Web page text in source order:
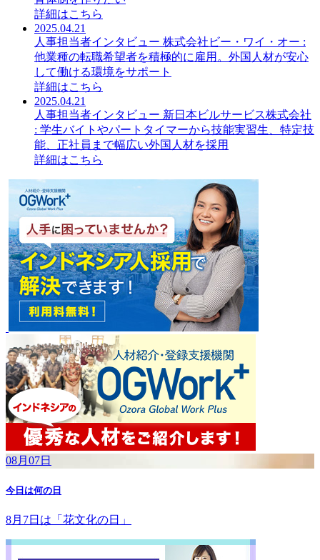
詳細はこちら
2025.04.21
人事担当者インタビュー 株式会社ビー・ワイ・オー :
他業種の転職希望者を積極的に雇用。外国人材が安心
して働ける環境をサポート
詳細はこちら
2025.04.21
人事担当者インタビュー 新日本ビルサービス株式会社
: 学生バイトやパートタイマーから技能実習生、特定技
能、正社員まで幅広い外国人材を採用
詳細はこちら
08月07日
今日は何の日
8月7日は「花文化の日」